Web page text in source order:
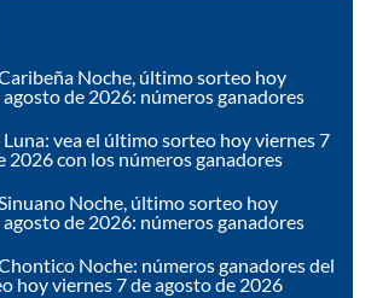
Noche, último sorteo hoy
de 2026: números ganadores
vea el último sorteo hoy viernes 7
2026 con los números ganadores
Noche, último sorteo hoy
de 2026: números ganadores
Noche: números ganadores del
hoy viernes 7 de agosto de 2026